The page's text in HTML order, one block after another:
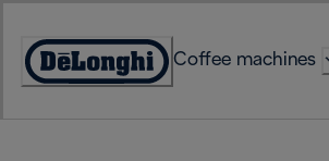
Content
Accessibility
Coffee machines